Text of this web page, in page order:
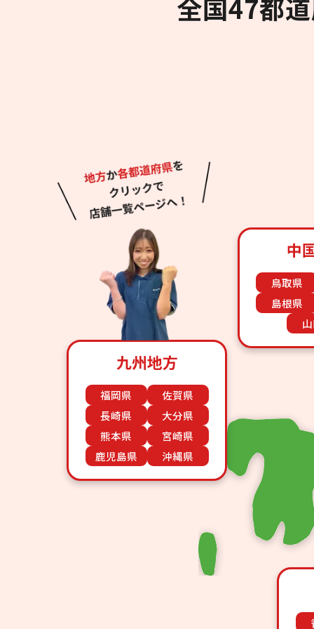
全国47都
中
鳥取県
島根県
九州地方
福岡県
佐賀県
長崎県
大分県
熊本県
宮崎県
鹿児島県
沖縄県